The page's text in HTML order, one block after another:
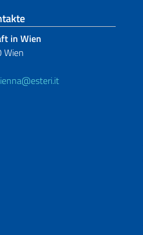
in Wien
Wien